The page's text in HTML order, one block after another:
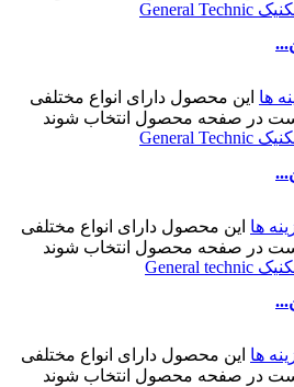
ها این محصول دارای انواع مختلفی
در صفحه محصول انتخاب شوند
ها این محصول دارای انواع مختلفی
در صفحه محصول انتخاب شوند
ها این محصول دارای انواع مختلفی
در صفحه محصول انتخاب شوند